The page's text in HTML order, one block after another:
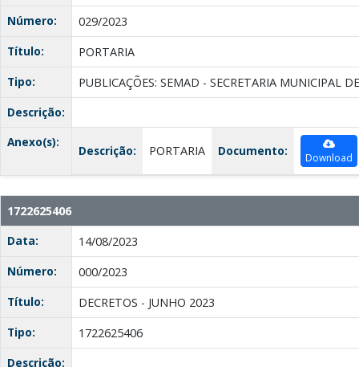
Número:
029/2023
Título:
PORTARIA
Tipo:
PUBLICAÇÕES: SEMAD - SECRETARIA MUNICIPAL
Descrição:
Anexo(s):
Descrição: PORTARIA Documento: Download
1722625406
Data:
14/08/2023
Número:
000/2023
Título:
DECRETOS - JUNHO 2023
Tipo:
1722625406
Descrição: